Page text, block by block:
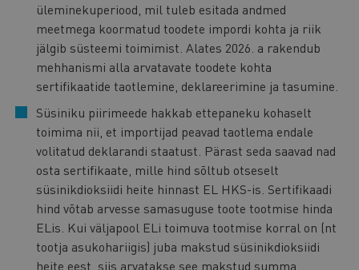
üleminekuperiood, mil tuleb esitada andmed
meetmega koormatud toodete impordi kohta ja riik
jälgib süsteemi toimimist. Alates 2026. a rakendub
mehhanismi alla arvatavate toodete kohta
sertifikaatide taotlemine, deklareerimine ja tasumine.
Süsiniku piirimeede hakkab ettepaneku kohaselt
toimima nii, et importijad peavad taotlema endale
volitatud deklarandi staatust. Pärast seda saavad nad
osta sertifikaate, mille hind sõltub otseselt
süsinikdioksiidi heite hinnast EL HKS-is. Sertifikaadi
hind võtab arvesse samasuguse toote tootmise hinda
ELis. Kui väljapool ELi toimuva tootmise korral on (nt
tootja asukohariigis) juba makstud süsinikdioksiidi
heite eest, siis arvatakse see makstud summa